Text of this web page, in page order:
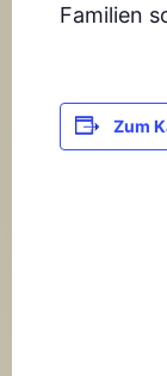
Familien
Zum